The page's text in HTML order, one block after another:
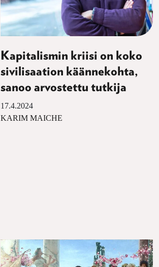
Kapitalismin kriisi on koko
sivilisaation käännekohta,
sanoo arvostettu tutkija
17.4.2024
KARIM MAICHE